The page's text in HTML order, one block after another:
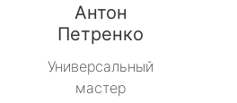
Антон
Петренко
Универсальный
мастер